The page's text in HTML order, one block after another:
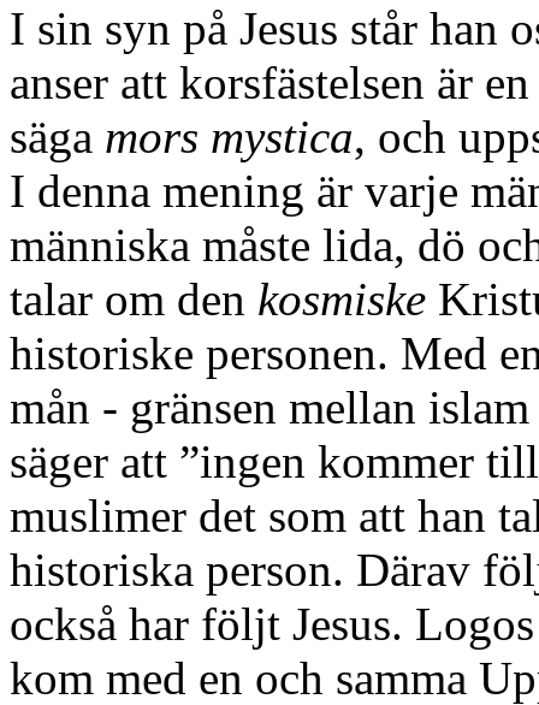
I sin syn på Jesus står han
anser att korsfästelsen är
säga mors mystica, och
I denna mening är varje
människa måste lida, dö
talar om den kosmiske
historiske personen. Med
mån - gränsen mellan
säger att ”ingen kommer
muslimer det som att han
historiska person. Därav
också har följt Jesus.
kom med en och samma